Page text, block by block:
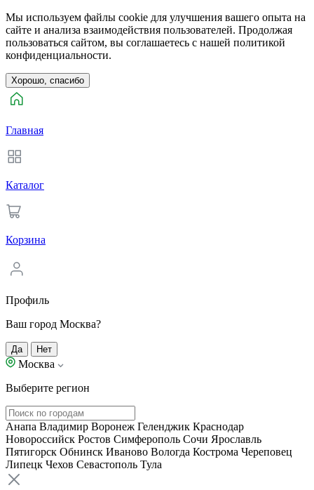
Мы используем файлы cookie для улучшения вашего опыта на
сайте и анализа взаимодействия пользователей. Продолжая
пользоваться сайтом, вы соглашаетесь с нашей политикой
конфиденциальности.
Хорошо, спасибо
Главная
Каталог
Корзина
Профиль
Ваш город Москва?
Да Нет
Москва
Выберите регион
Анапа Владимир Воронеж Геленджик Краснодар
Новороссийск Ростов Симферополь Сочи Ярославль
Пятигорск Обнинск Иваново Вологда Кострома Череповец
Липецк Чехов Севастополь Тула